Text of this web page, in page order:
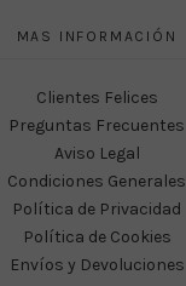
MAS INFORMACIÓN
Clientes Felices
Preguntas Frecuentes
Aviso Legal
Condiciones Generales
Política de Privacidad
Política de Cookies
Envíos y Devoluciones